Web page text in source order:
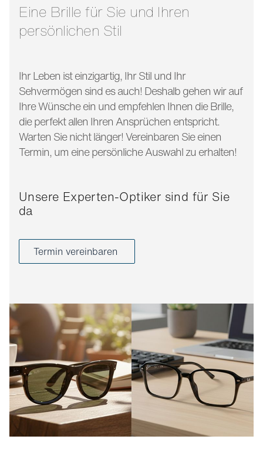
Eine Brille für Sie und Ihren
persönlichen Stil
Ihr Leben ist einzigartig, Ihr Stil und Ihr
Sehvermögen sind es auch! Deshalb gehen wir auf
Ihre Wünsche ein und empfehlen Ihnen die Brille,
die perfekt allen Ihren Ansprüchen entspricht.
Warten Sie nicht länger! Vereinbaren Sie einen
Termin, um eine persönliche Auswahl zu erhalten!
Unsere Experten-Optiker sind für Sie
da
Termin vereinbaren